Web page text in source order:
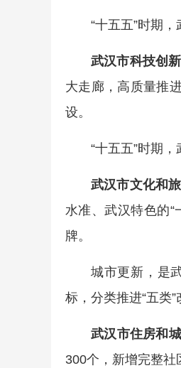
“十五五”时期
武汉市科技创
大走廊，高质量推
设。
“十五五”时期
武汉市文化和
水准、武汉特色的
牌。
城市更新，是
标，分类推进“五类
武汉市住房和
300个，新增完整社